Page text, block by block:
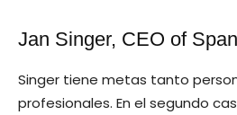
Jan Singer, CEO of
Singer tiene metas tanto
profesionales. En el segundo